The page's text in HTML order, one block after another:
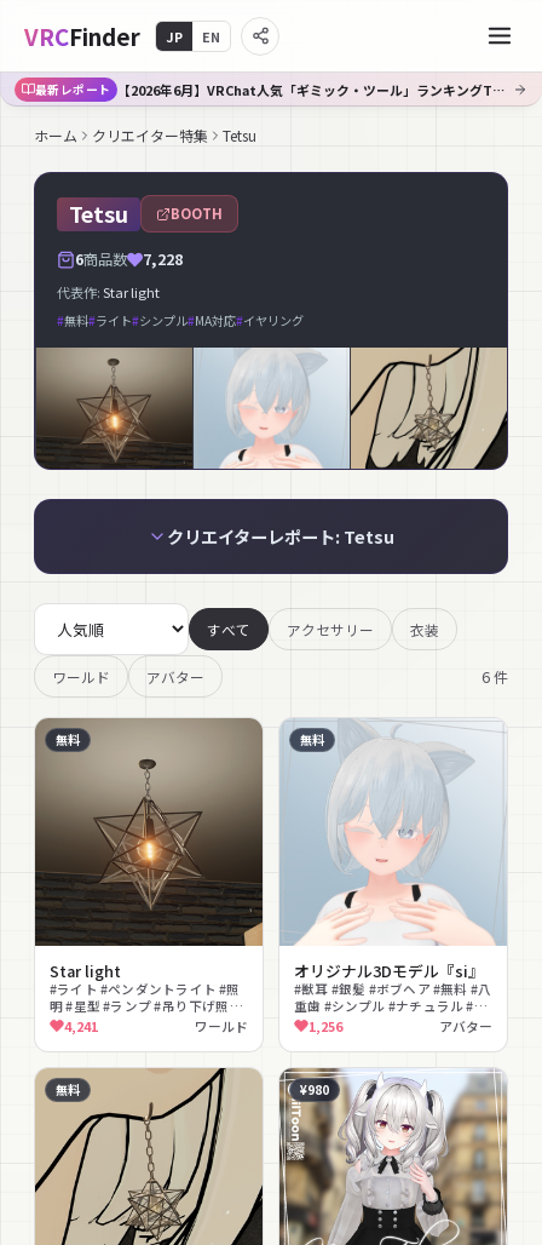
VRCFinder JP EN
最新レポート 【2026年6月】VRChat人気「ギミック・ツール」ランキングTOP10｜Booth傾向分析
ホーム クリエイター特集 Tetsu
Tetsu BOOTH
6商品数 7,228
代表作:Star light
#無料#ライト#シンプル#MA対応#イヤリング
クリエイターレポート: Tetsu
すべて アクセサリー 衣装
ワールド アバター 6件
無料
Star light
#ライト #ペンダントライト #照
明 #星型 #ランプ #吊り下げ照明
#インテリア #ワールド素材 #ア
ンティーク #無料
4,241 ワールド
無料
オリジナル3Dモデル『si』
#獣耳 #銀髪 #ボブヘア #無料 #八
重歯 #シンプル #ナチュラル #ゆ
るかわ #MA対応 #FaceEmo対応
1,256 アバター
無料 ¥980